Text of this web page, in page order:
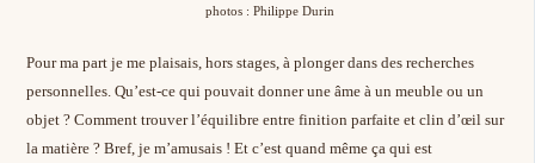
photos : Philippe Durin
Pour ma part je me plaisais, hors stages, à plonger dans des recherches
personnelles. Qu’est-ce qui pouvait donner une âme à un meuble ou un
objet ? Comment trouver l’équilibre entre finition parfaite et clin d’œil sur
la matière ? Bref, je m’amusais ! Et c’est quand même ça qui est